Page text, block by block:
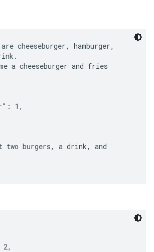
cheeseburger, hamburger,
a cheeseburger and fries
1,
two burgers, a drink, and
2,